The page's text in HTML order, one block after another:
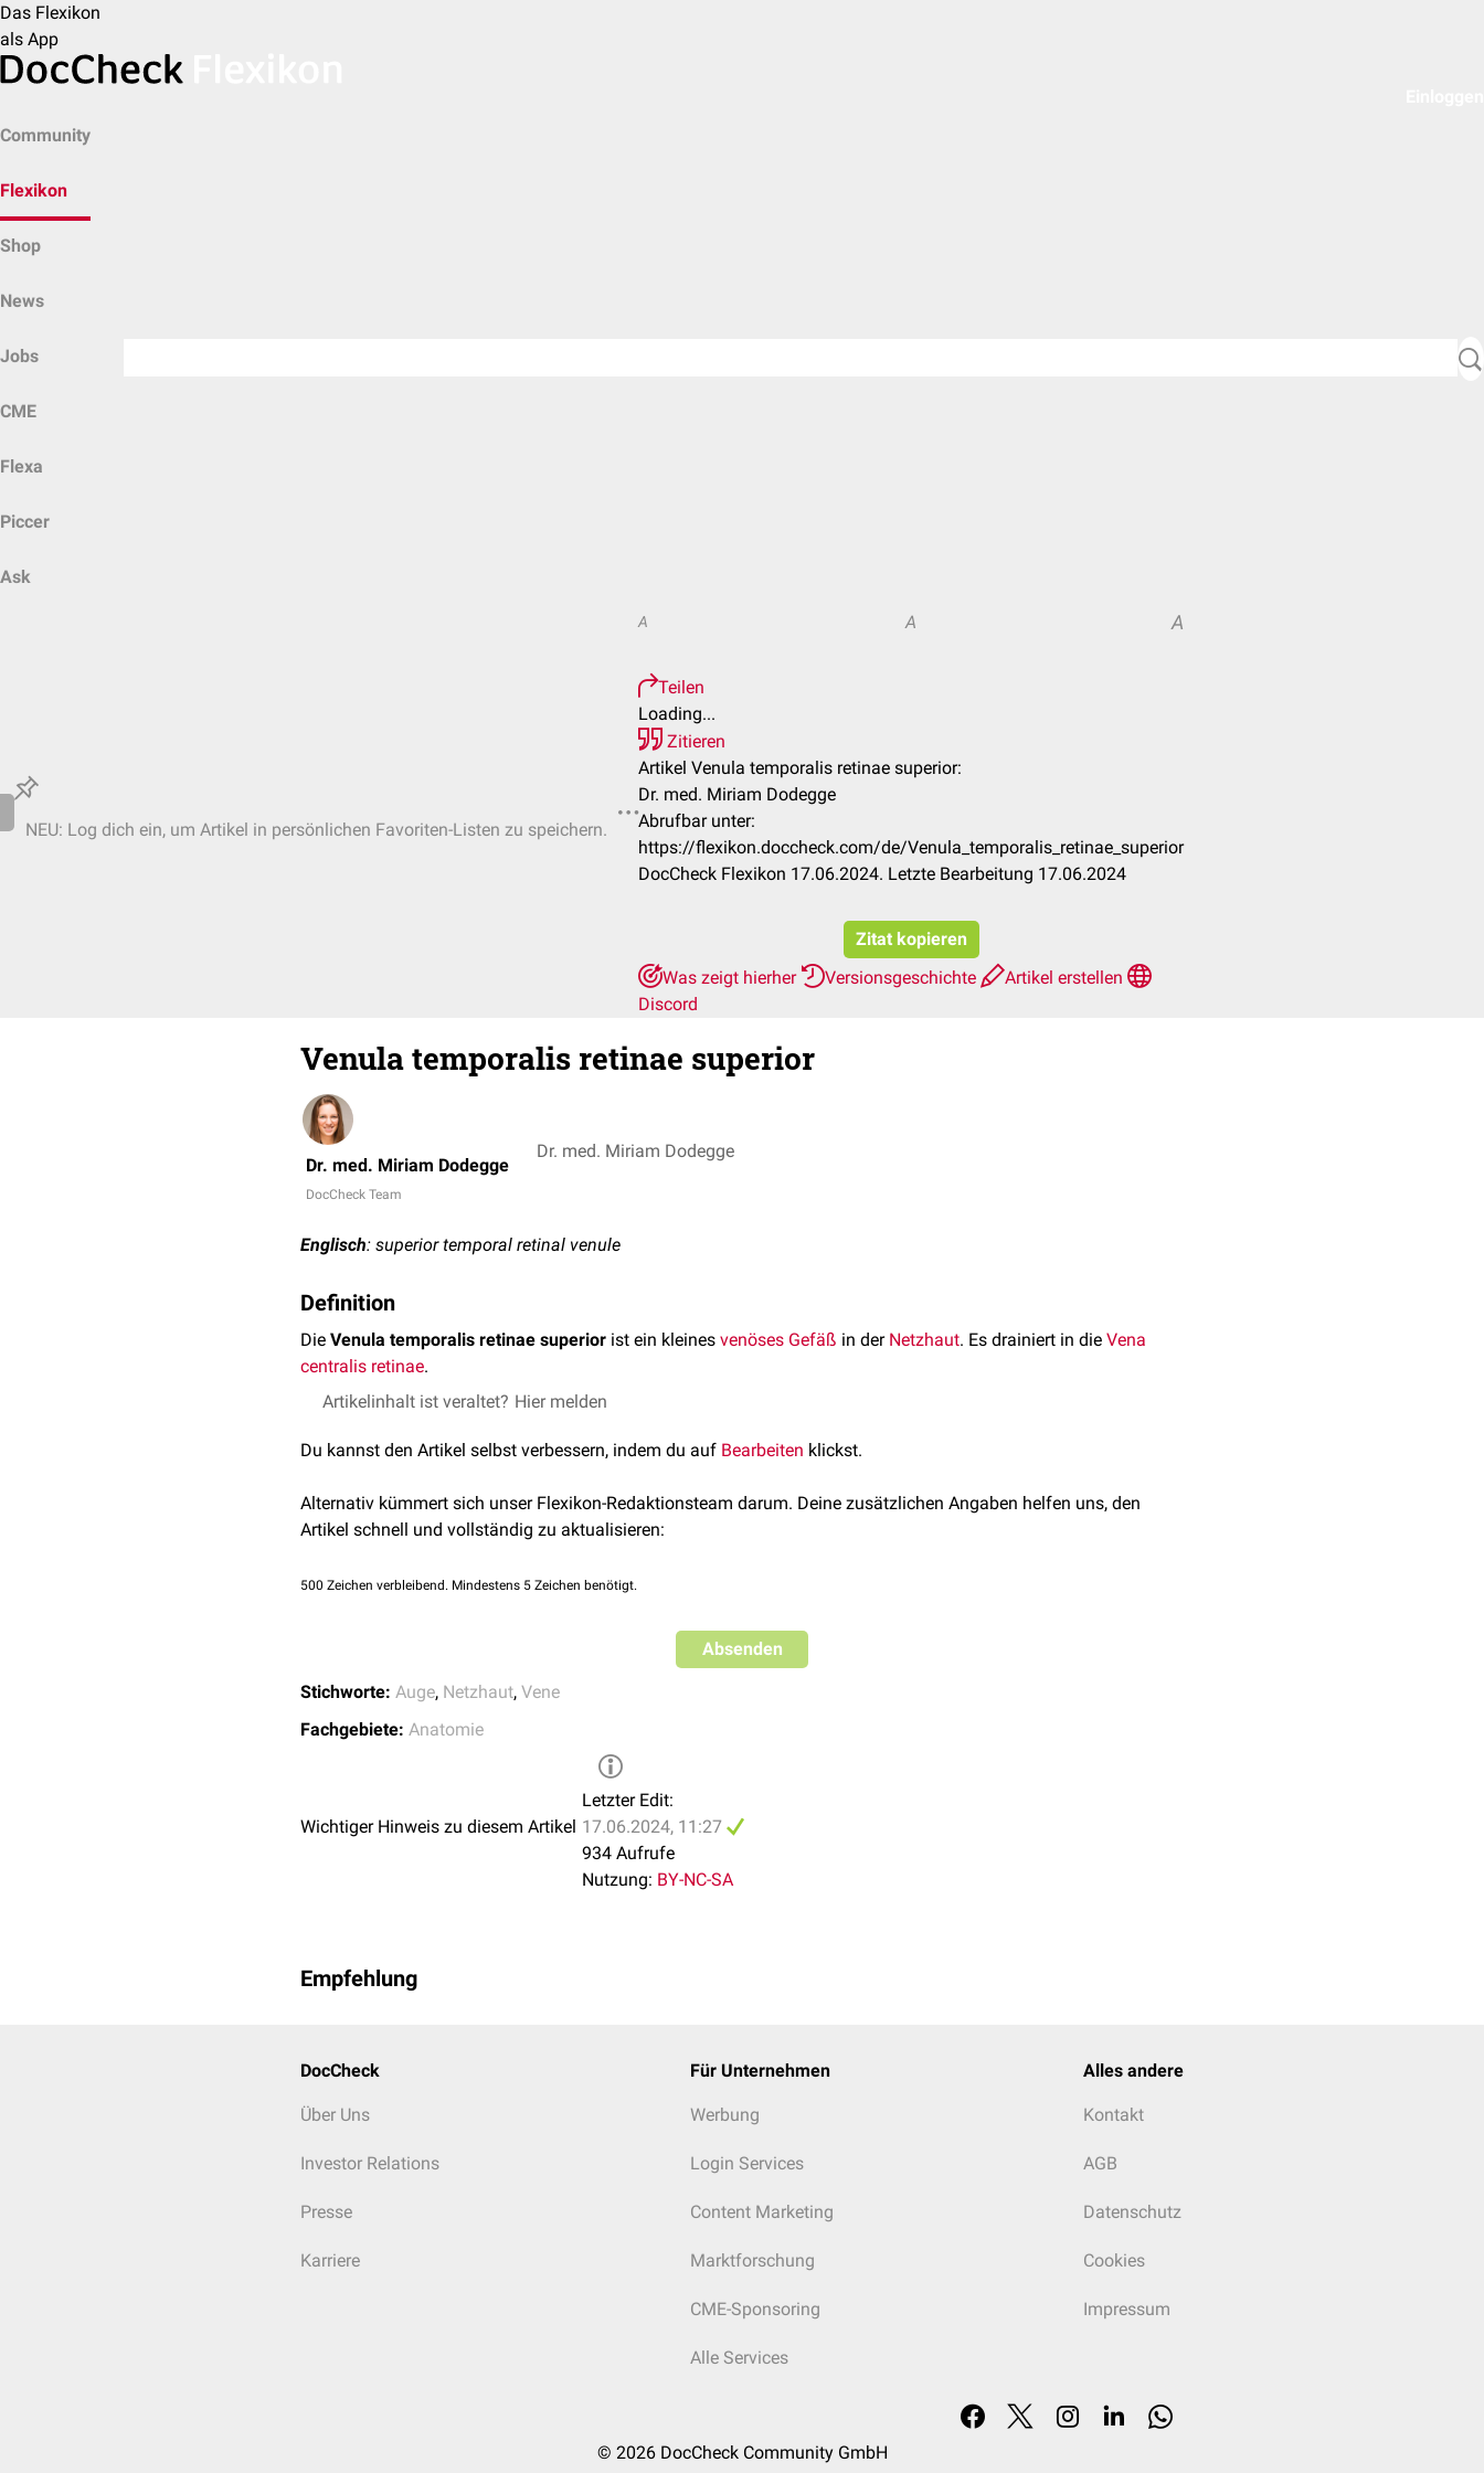
Das Flexikon
als App
Community
Flexikon
Shop
News
Jobs
CME
Flexa
Piccer
Ask
NEU: Log dich ein, um Artikel in persönlichen Favoriten-Listen zu speichern.
A A A
Teilen
Loading...
Zitieren
Artikel Venula temporalis retinae superior:
Dr. med. Miriam Dodegge
Abrufbar unter:
https://flexikon.doccheck.com/de/Venula_temporalis_retinae_superior
DocCheck Flexikon 17.06.2024. Letzte Bearbeitung 17.06.2024
Zitat kopieren
Was zeigt hierher
Versionsgeschichte
Artikel erstellen
Discord
Venula temporalis retinae superior
Dr. med. Miriam Dodegge
DocCheck Team
Dr. med. Miriam Dodegge
Englisch: superior temporal retinal venule
Definition
Die Venula temporalis retinae superior ist ein kleines venöses Gefäß in der Netzhaut. Es drainiert in die Vena
centralis retinae.
Artikelinhalt ist veraltet? Hier melden
Du kannst den Artikel selbst verbessern, indem du auf Bearbeiten klickst.
Alternativ kümmert sich unser Flexikon-Redaktionsteam darum. Deine zusätzlichen Angaben helfen uns, den
Artikel schnell und vollständig zu aktualisieren:
500 Zeichen verbleibend. Mindestens 5 Zeichen benötigt.
Absenden
Stichworte: Auge, Netzhaut, Vene
Fachgebiete: Anatomie
Wichtiger Hinweis zu diesem Artikel
Letzter Edit:
17.06.2024, 11:27
934 Aufrufe
Nutzung: BY-NC-SA
Empfehlung
DocCheck
Über Uns
Investor Relations
Presse
Karriere
Für Unternehmen
Werbung
Login Services
Content Marketing
Marktforschung
CME-Sponsoring
Alle Services
Alles andere
Kontakt
AGB
Datenschutz
Cookies
Impressum
© 2026 DocCheck Community GmbH